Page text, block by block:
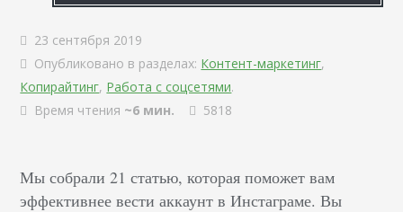
23 сентября 2019
Опубликовано в разделах: Контент-маркетинг,
Копирайтинг, Работа с соцсетями.
Время чтения ~6 мин. 5818
Мы собрали 21 статью, которая поможет вам
эффективнее вести аккаунт в Инстаграме. Вы